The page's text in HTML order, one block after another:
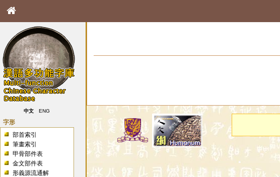
中文 ENG
字形
部首索引
筆畫索引
甲骨部件表
金文部件表
形義源流通解